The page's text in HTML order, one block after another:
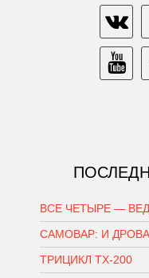
ВСЕ ЧЕТЫРЕ —
САМОВАР: И
ТРИЦИКЛ ТХ-200